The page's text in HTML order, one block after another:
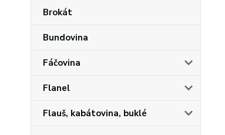
Brokát
Bundovina
Fáčovina
Flanel
Flauš, kabátovina, buklé